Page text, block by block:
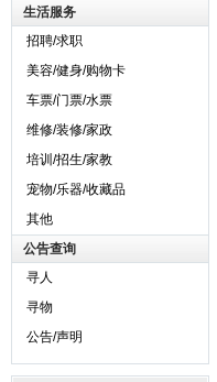
生活服务
招聘/求职
美容/健身/购物卡
车票/门票/水票
维修/装修/家政
培训/招生/家教
宠物/乐器/收藏品
其他
公告查询
寻人
寻物
公告/声明